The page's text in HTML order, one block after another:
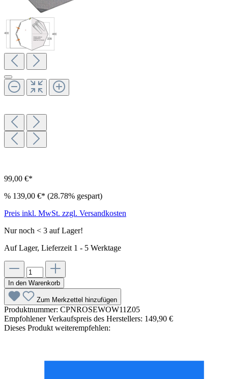
99,00 €*
% 139,00 €* (28.78% gespart)
Preis inkl. MwSt. zzgl. Versandkosten
Nur noch < 3 auf Lager!
Auf Lager, Lieferzeit 1 - 5 Werktage
In den Warenkorb
Zum Merkzettel hinzufügen
Produktnummer: CPNROSEWOW11Z05
Empfohlener Verkaufspreis des Herstellers: 149,90 €
Dieses Produkt weiterempfehlen: